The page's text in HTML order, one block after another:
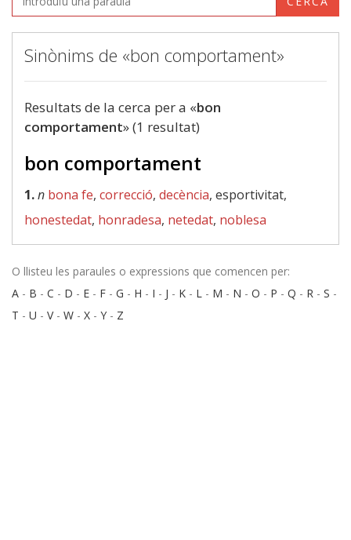
Sinònims de «bon comportament»
Resultats de la cerca per a «bon
comportament» (1 resultat)
bon comportament
1.n bona fe, correcció, decència, esportivitat,
honestedat, honradesa, netedat, noblesa
O llisteu les paraules o expressions que comencen per:
A - B - C - D - E - F - G - H - I - J - K - L - M - N - O - P - Q - R - S -
T - U - V- W - X - Y - Z